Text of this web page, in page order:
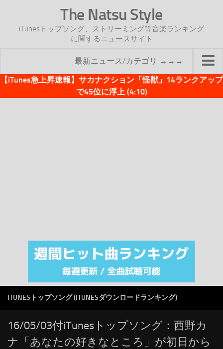
The Natsu Style
iTunesトップソング、ストリーミング等音楽ランキング
に関するニュースサイト
最新ニュース/カテゴリ →→→
TOP
注目カテゴリ
オリジナルiTunes週間トップソング
RSS
LINKS
【iTunes急上昇速報】サカナクション「怪獣」14ランクアップ
で45位に浮上 (4:10)
ITUNESトップソング (ITUNESダウンロードランキング)
16/05/03付iTunesトップソング：西野カ
ナ「あなたの好きなところ」が初日から